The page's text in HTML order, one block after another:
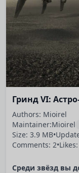
Гринд VI:
Authors: Mioirel
Maintainer:Mioirel
Size: 3.9 MB•
Comments: 2•
Среди звёзд вы